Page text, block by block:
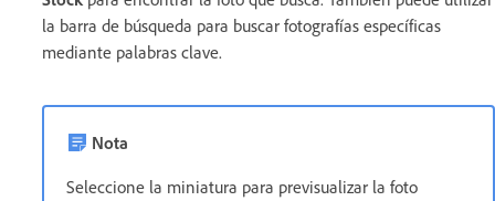
la barra de búsqueda para buscar fotografías específicas
mediante palabras clave.
Nota
Seleccione la miniatura para previsualizar la foto